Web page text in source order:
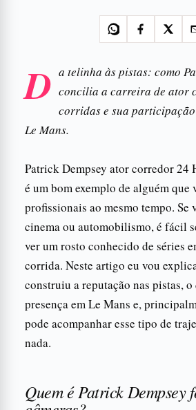
D a telinha às pistas: como
concilia a carreira de ator
corridas e sua
Le Mans.
Patrick Dempsey ator corredor 24
é um bom exemplo de alguém que
profissionais ao mesmo tempo. Se
cinema ou automobilismo, é fácil
ver um rosto conhecido de séries
corrida. Neste artigo eu vou
construiu a reputação nas pistas,
presença em Le Mans e,
pode acompanhar esse tipo de
nada.
Quem é Patrick Dempsey